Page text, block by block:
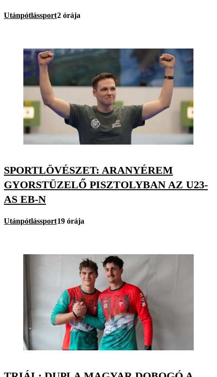
Utánpótlássport2 órája
SPORTLÖVÉSZET: ARANYÉREM
GYORSTÜZELŐ PISZTOLYBAN AZ U23-
AS EB-N
Utánpótlássport19 órája